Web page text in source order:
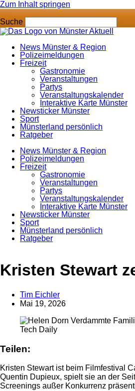
Zum Inhalt springen
Suche
News Münster & Region
Polizeimeldungen
Freizeit
Gastronomie
Veranstaltungen
Partys
Veranstaltungskalender
Interaktive Karte Münster
Newsticker Münster
Sport
Münsterland persönlich
Ratgeber
News Münster & Region
Polizeimeldungen
Freizeit
Gastronomie
Veranstaltungen
Partys
Veranstaltungskalender
Interaktive Karte Münster
Newsticker Münster
Sport
Münsterland persönlich
Ratgeber
Anzeige
Kristen Stewart
Tim Eichler
Mai 19, 2026
Tech Daily
Teilen:
Kristen Stewart ist beim Filmfestival
Quentin Dupieux, spielt sie an der
Screenings außer Konkurrenz